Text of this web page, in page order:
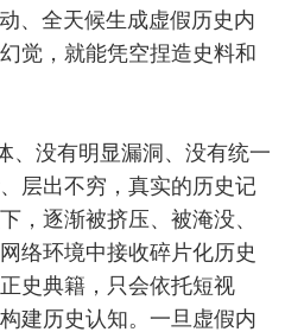
、全天候生成虚假历史内
觉，就能凭空捏造史料和
、没有明显漏洞、没有统一
层出不穷，真实的历史记
，逐渐被挤压、被淹没、
络环境中接收碎片化历史
史典籍，只会依托短视
建历史认知。一旦虚假内